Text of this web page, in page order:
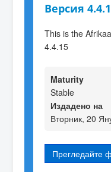
Версия
This is the
4.4.15
Maturity
Stable
Издадено на
Вторник, 20
Прегледайте